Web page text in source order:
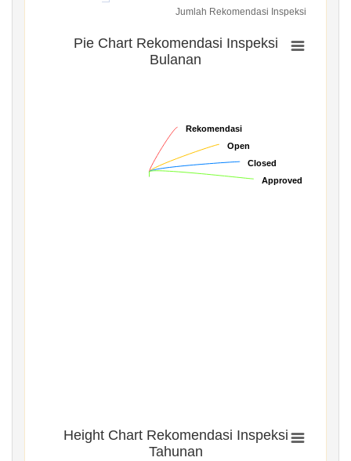
Jumlah Rekomendasi Inspeksi
Pie Chart Rekomendasi Inspeksi
Bulanan
Rekomendasi
Rekomendasi
Open
Open
Closed
Closed
Approved
Approved
Height Chart Rekomendasi Inspeksi
Tahunan